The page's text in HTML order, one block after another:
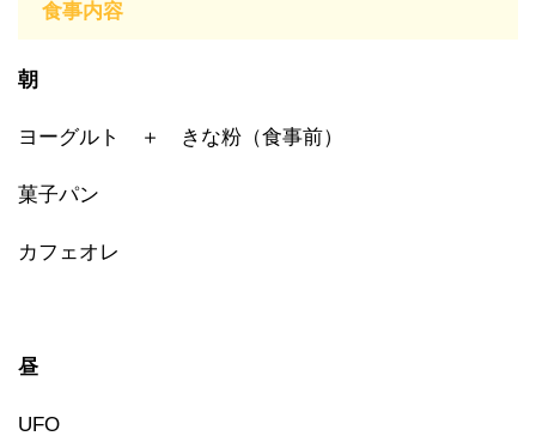
食事内容
朝
ヨーグルト ＋ きな粉（食事前）
菓子パン
カフェオレ
昼
UFO